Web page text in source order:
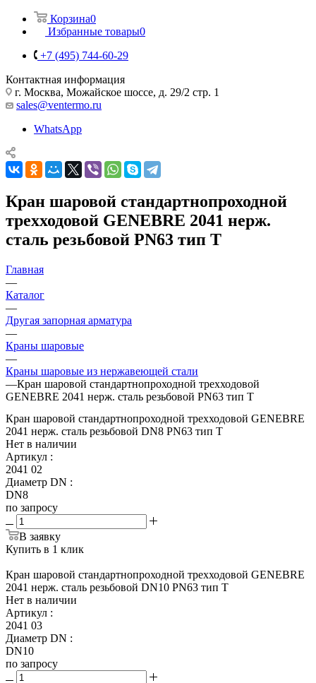
Корзина0
Избранные товары0
+7 (495) 744-60-29
Контактная информация
г. Москва, Можайское шоссе, д. 29/2 стр. 1
sales@ventermo.ru
WhatsApp
Кран шаровой стандартнопроходной
трехходовой GENEBRE 2041 нерж.
сталь резьбовой PN63 тип Т
Главная
—
Каталог
—
Другая запорная арматура
—
Краны шаровые
—
Краны шаровые из нержавеющей стали
—Кран шаровой стандартнопроходной трехходовой
GENEBRE 2041 нерж. сталь резьбовой PN63 тип Т
Кран шаровой стандартнопроходной трехходовой GENEBRE
2041 нерж. сталь резьбовой DN8 PN63 тип Т
Нет в наличии
Артикул :
2041 02
Диаметр DN :
DN8
по запросу
В заявку
Купить в 1 клик
Кран шаровой стандартнопроходной трехходовой GENEBRE
2041 нерж. сталь резьбовой DN10 PN63 тип Т
Нет в наличии
Артикул :
2041 03
Диаметр DN :
DN10
по запросу